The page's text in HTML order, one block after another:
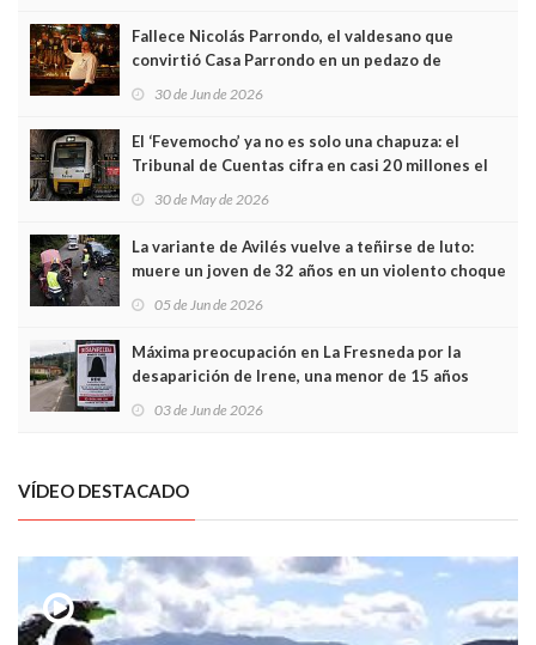
Fallece Nicolás Parrondo, el valdesano que
convirtió Casa Parrondo en un pedazo de
Asturias en Madrid
30 de Jun de 2026
El ‘Fevemocho’ ya no es solo una chapuza: el
Tribunal de Cuentas cifra en casi 20 millones el
sobrecoste de los trenes que no cabían por los
30 de May de 2026
La variante de Avilés vuelve a teñirse de luto:
muere un joven de 32 años en un violento choque
frontal
05 de Jun de 2026
Máxima preocupación en La Fresneda por la
desaparición de Irene, una menor de 15 años
03 de Jun de 2026
VÍDEO DESTACADO